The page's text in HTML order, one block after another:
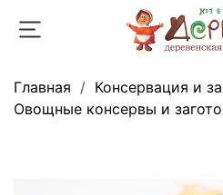
Главная
Консервация и
Овощные консервы и